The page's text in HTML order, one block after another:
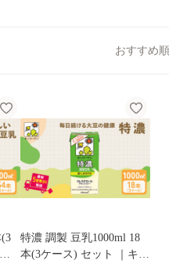
特濃 調製 豆乳1000ml 18
本(3ケース) セット ｜キッ